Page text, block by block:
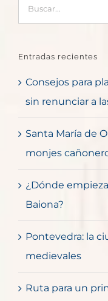
Entradas recientes
Consejos para
sin renunciar a
Santa María de
monjes
¿Dónde
Baiona?
Pontevedra: la
medievales
Ruta para un